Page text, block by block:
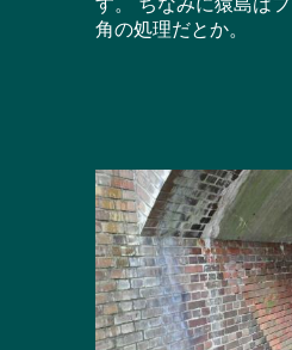
す。 ちなみに猿島は
角の処理だとか。